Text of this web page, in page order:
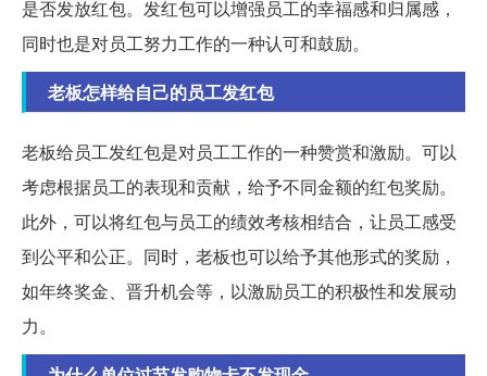
是否发放红包。发红包可以增强员工的幸福感和归属感，
同时也是对员工努力工作的一种认可和鼓励。
老板怎样给自己的员工发红包
老板给员工发红包是对员工工作的一种赞赏和激励。可以
考虑根据员工的表现和贡献，给予不同金额的红包奖励。
此外，可以将红包与员工的绩效考核相结合，让员工感受
到公平和公正。同时，老板也可以给予其他形式的奖励，
如年终奖金、晋升机会等，以激励员工的积极性和发展动
力。